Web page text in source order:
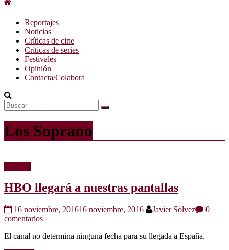
Reportajes
Noticias
Críticas de cine
Críticas de series
Festivales
Opinión
Contacta/Colabora
Los Soprano
HBO llegará a nuestras pantallas
16 noviembre, 201616 noviembre, 2016 Javier Sólvez
0
comentarios
El canal no determina ninguna fecha para su llegada a España.